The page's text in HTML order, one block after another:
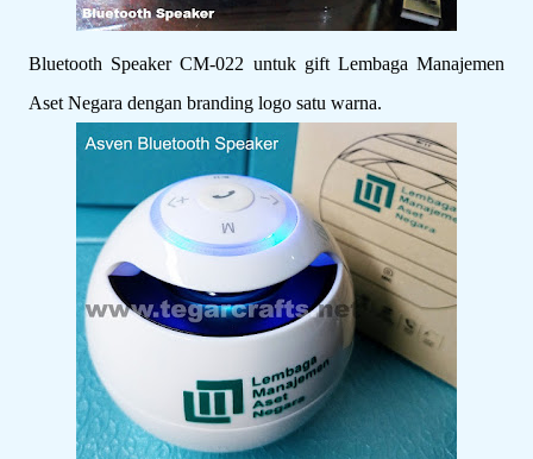
Bluetooth Speaker CM-022 untuk gift Lembaga Manajemen
Aset Negara dengan branding logo satu warna.